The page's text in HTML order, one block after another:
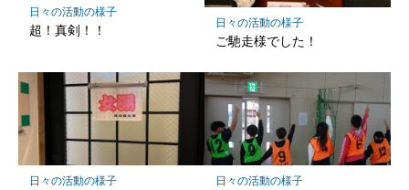
日々の活動の様子
超！真剣！！ 日々の活動の様子
ご馳走様でした！
日々の活動の様子 日々の活動の様子